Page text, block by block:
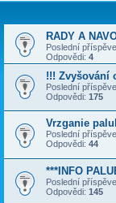
RADY A
Poslední
Odpovědi: 4
!!! Zvyšování
Poslední
Odpovědi: 175
Vrzganie
Poslední
Odpovědi: 44
***INFO
Poslední
Odpovědi: 145